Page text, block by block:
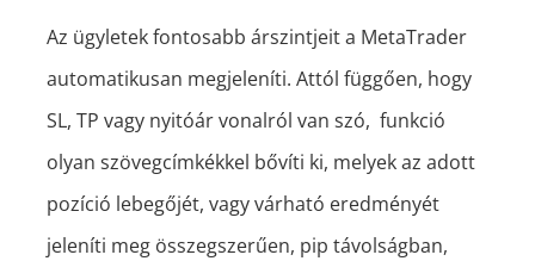
Az ügyletek fontosabb árszintjeit a MetaTrader
automatikusan megjeleníti. Attól függően, hogy
SL, TP vagy nyitóár vonalról van szó, funkció
olyan szövegcímkékkel bővíti ki, melyek az adott
pozíció lebegőjét, vagy várható eredményét
jeleníti meg összegszerűen, pip távolságban,